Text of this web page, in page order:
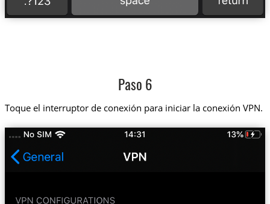
Paso 6
Toque el interruptor de conexión para iniciar la conexión VPN.